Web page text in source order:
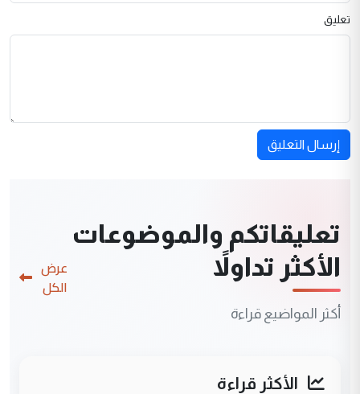
تعليق
إرسال التعليق
تعليقاتكم والموضوعات
الأكثر تداولاً
أكثر المواضيع قراءة
عرض
الكل
الأكثر قراءة